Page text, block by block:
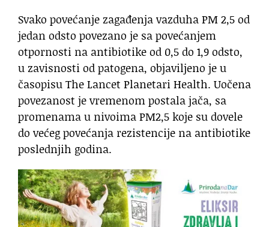
Svako povećanje zagađenja vazduha PM 2,5 od
jedan odsto povezano je sa povećanjem
otpornosti na antibiotike od 0,5 do 1,9 odsto,
u zavisnosti od patogena, objaviljeno je u
časopisu The Lancet Planetari Health. Uočena
povezanost je vremenom postala jača, sa
promenama u nivoima PM2,5 koje su dovele
do većeg povećanja rezistencije na antibiotike
poslednjih godina.